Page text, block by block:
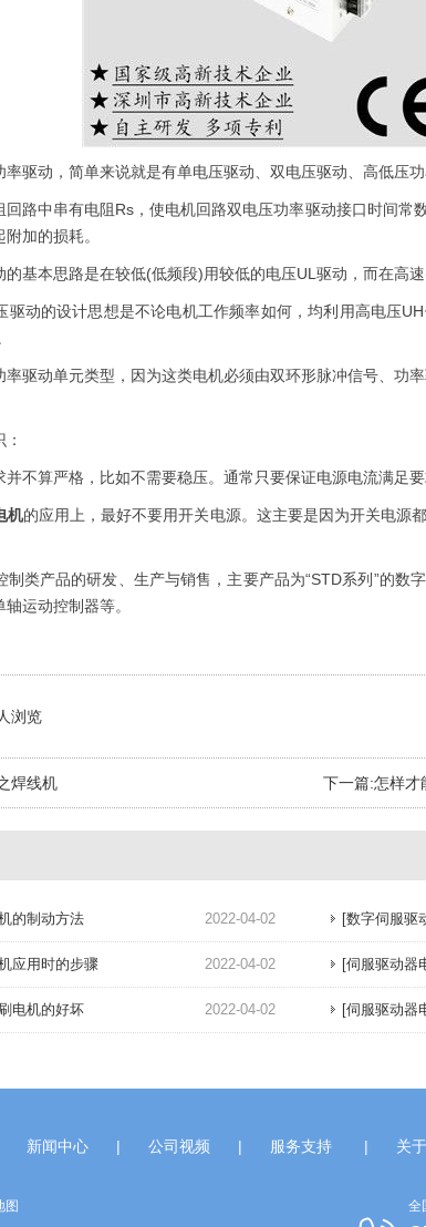
动，简单来说就是有单电压驱动、双电压驱动、高低压功
中串有电阻Rs，使电机回路双电压功率驱动接口时间常
加的损耗。
本思路是在较低(低频段)用较低的电压UL驱动，而在高速(
的设计思想是不论电机工作频率如何，均利用高电压
动单元类型，因为这类电机必须由双环形脉冲信号、功
算严格，比如不需要稳压。通常只要保证电源电流满足要
机的应用上，最好不要用开关电源。这主要是因为开关电源
产品的研发、生产与销售，主要产品为“STD系列”的数字
运动控制器等。
浏览
焊线机 下一篇:怎样才
2022-04-02
的制动方法 [数字伺服驱
2022-04-02
应用时的步骤 [伺服驱动器
2022-04-02
电机的好坏 [伺服驱动器
新闻中心 | 公司视频 | 服务支持 | 关
图
全